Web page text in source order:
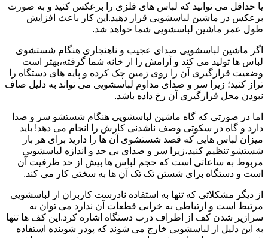
یا حداقل می توانید که لباس های فلزی را برعکس کنید و به صورت
برعکس در ماشین لباسشویی قرار دهید.این کار باعث افزایش
طول عمر ماشین لباسشویی شما خواهد شد.
اگر ماشین لباسشویی صدای عجیب و ناهنجاری هنگام شستشوی
لباس ها تولید می کند و آرامش را از خانه شما گرفته،بهتر است
وضعیت قرارگیری آن را روی زمین چک کرده و پایه های دستگاه را
تراز کنید؛ زیرا سر و صدای مداوم لباسشویی می تواند به دلیل صاف
نبودن محل قرارگیری آن رخ داده باشد.
اما در صورتی که گاه ماشین لباسشویی هنگام شستشو سر و صدا
دارد و گاه در سکوتی وصف ناشدنی کارش را انجام می دهد! باید
میزان لباس هایی که قصد شستشوی آن ها را دارید برای هر بار
شستشو تنظیم کنید،زیرا سر و صدای بی حد و اندازه لباسشویی
مربوط به ساعاتی است که حجم لباس ها بیش از حد ظرفیت آن
است و دستگاه برای شستن تک تک آن ها به سختی کار می کند.
از دیگر مشکلاتی که تنها به استفاده نادرست کاربران از لباسشویی
مرتبط است و ارتباطی به خرابی قطعات آن ندارد می توان به
سرازیر شدن کف از اطراف درب دستگاه اشاره کرد.این کف ها تنها
به این دلیل از لباسشویی خارج می شوند که پودر شوینده استفاده